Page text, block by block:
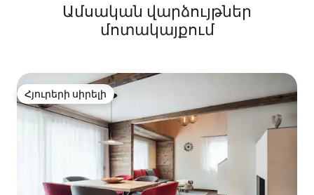
Ամսական վարձույթներ
մոտակայքում
Հյուրերի սիրելի
Հյուրերի սիրելի